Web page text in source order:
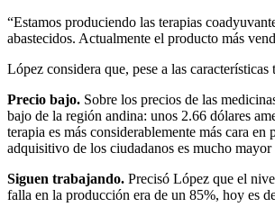
“Estamos produciendo las terapias
abastecidos. Actualmente el producto más
López considera que, pese a las
Precio bajo. Sobre los precios de las
bajo de la región andina: unos 2.66 dólares
terapia es más considerablemente más cara
adquisitivo de los ciudadanos es mucho mayor
Siguen trabajando. Precisó López que el
falla en la producción era de un 85%, hoy es